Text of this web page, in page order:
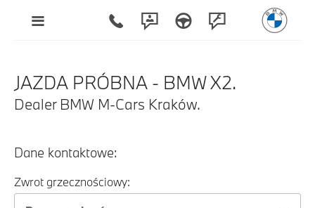
JAZDA PRÓBNA - BMW X2.
Dealer BMW M-Cars Kraków.
Dane kontaktowe:
Zwrot grzecznościowy: